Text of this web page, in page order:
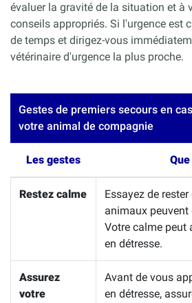
évaluer la gravité de la situation et à
conseils appropriés. Si l'urgence est
de temps et dirigez-vous
vétérinaire d'urgence la plus proche.
Gestes de premiers secours en
votre animal de compagnie
Les gestes
Restez calme
Essayez de
animaux peuvent
Votre calme peut
en détresse.
Assurez
votre
Avant de vous
en détresse,